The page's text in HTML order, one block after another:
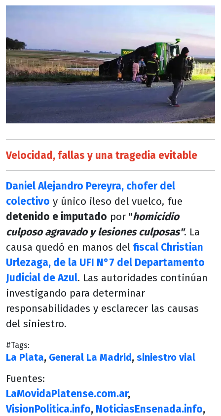
Velocidad, fallas y una tragedia evitable
Daniel Alejandro Pereyra, chofer del
colectivo y único ileso del vuelco, fue
detenido e imputado por "homicidio
culposo agravado y lesiones culposas". La
causa quedó en manos del fiscal Christian
Urlezaga, de la UFI N°7 del Departamento
Judicial de Azul. Las autoridades continúan
investigando para determinar
responsabilidades y esclarecer las causas
del siniestro.
#Tags:
La Plata, General La Madrid, siniestro vial
Fuentes:
LaMovidaPlatense.com.ar,
VisionPolitica.info, NoticiasEnsenada.info,